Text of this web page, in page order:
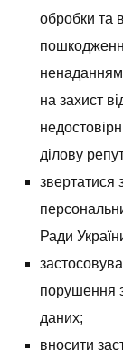
обробки та
на захист
ділову
звертатися
Ради
порушення
даних;
вносити